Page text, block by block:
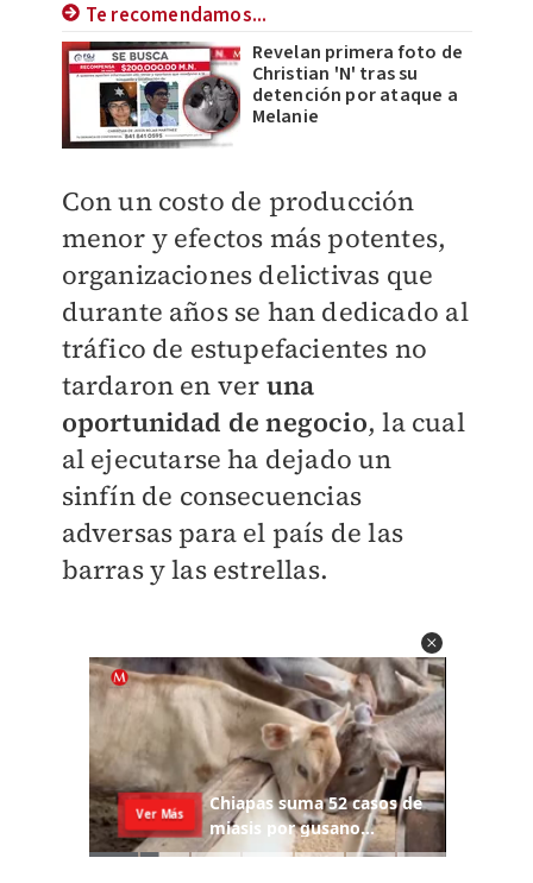
Te recomendamos...
Revelan primera foto de
Christian 'N' tras su
detención por ataque a
Melanie
Con un costo de producción
menor y efectos más potentes,
organizaciones delictivas que
durante años se han dedicado al
tráfico de estupefacientes no
tardaron en ver una
oportunidad de negocio, la cual
al ejecutarse ha dejado un
sinfín de consecuencias
adversas para el país de las
barras y las estrellas.